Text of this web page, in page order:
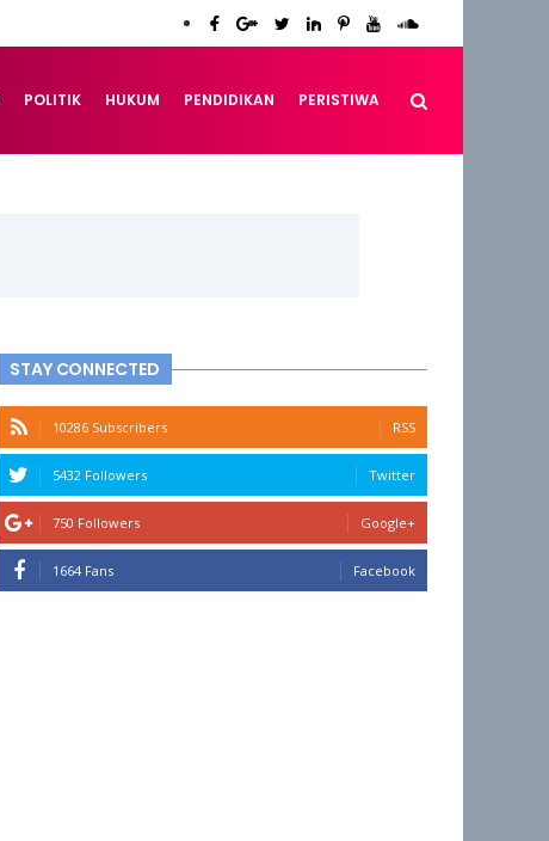
POLITIK HUKUM PENDIDIKAN PERISTIWA
STAY CONNECTED
10286 Subscribers RSS
5432 Followers Twitter
750 Followers Google+
1664 Fans Facebook